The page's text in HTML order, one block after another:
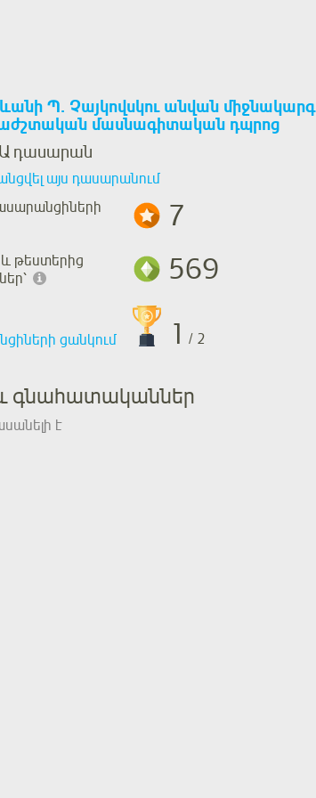
Պ. Չայկովսկու անվան միջնակարգ
մասնագիտական դպրոց
դասարան
այս դասարանում
7
թեստերից
569
ցանկում 1 / 2
և գնահատականներ
է